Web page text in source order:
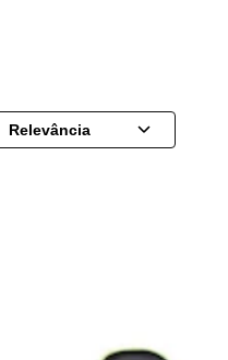
Relevância